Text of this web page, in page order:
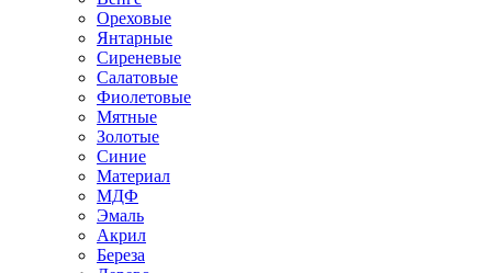
Ореховые
Янтарные
Сиреневые
Салатовые
Фиолетовые
Мятные
Золотые
Синие
Материал
МДФ
Эмаль
Акрил
Береза